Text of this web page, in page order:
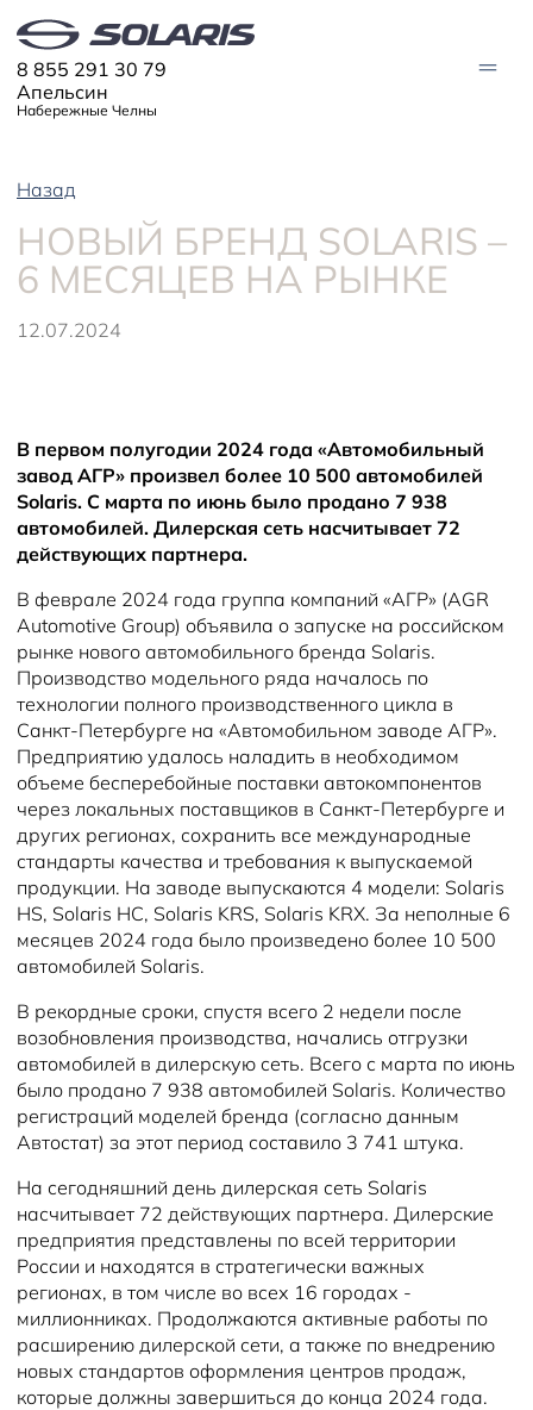
Апельсин
Набережные Челны
8 855 291 30 79
Solaris HC
Solaris KRX
Solaris KRS
Solaris HS
ЦИФРОВОЙ АВТОМОБИЛЬ
Solaris Забота
Плати частями
Руководства
Помощь на дорогах
Контакты
Информация о дилере
Новости
Назад
НОВЫЙ БРЕНД SOLARIS –
6 МЕСЯЦЕВ НА РЫНКЕ
12.07.2024
В первом полугодии 2024 года «Автомобильный
завод АГР» произвел более 10 500 автомобилей
Solaris. С марта по июнь было продано 7 938
автомобилей. Дилерская сеть насчитывает 72
действующих партнера.
В феврале 2024 года группа компаний «АГР» (AGR
Automotive Group) объявила о запуске на российском
рынке нового автомобильного бренда Solaris.
Производство модельного ряда началось по
технологии полного производственного цикла в
Санкт-Петербурге на «Автомобильном заводе АГР».
Предприятию удалось наладить в необходимом
объеме бесперебойные поставки автокомпонентов
через локальных поставщиков в Санкт-Петербурге и
других регионах, сохранить все международные
стандарты качества и требования к выпускаемой
продукции. На заводе выпускаются 4 модели: Solaris
HS, Solaris HC, Solaris KRS, Solaris KRX. За неполные 6
месяцев 2024 года было произведено более 10 500
автомобилей Solaris.
В рекордные сроки, спустя всего 2 недели после
возобновления производства, начались отгрузки
автомобилей в дилерскую сеть. Всего с марта по июнь
было продано 7 938 автомобилей Solaris. Количество
регистраций моделей бренда (согласно данным
Автостат) за этот период составило 3 741 штука.
На сегодняшний день дилерская сеть Solaris
насчитывает 72 действующих партнера. Дилерские
предприятия представлены по всей территории
России и находятся в стратегически важных
регионах, в том числе во всех 16 городах -
миллионниках. Продолжаются активные работы по
расширению дилерской сети, а также по внедрению
новых стандартов оформления центров продаж,
которые должны завершиться до конца 2024 года.